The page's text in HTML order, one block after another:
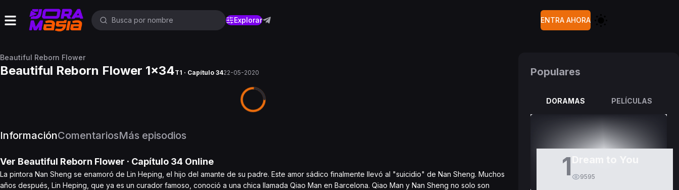
Explorar ENTRA AHORA
Beautiful Reborn Flower
Beautiful Reborn Flower 1x34T1 · Capítulo 3422-05-2020
InformaciónComentariosMás episodios
Ver Beautiful Reborn Flower · Capítulo 34 Online
La pintora Nan Sheng se enamoró de Lin Heping, el hijo del amante de su padre. Este amor sádico finalmente llevó al "suicidio" de Nan Sheng. Muchos
años después, Lin Heping, que ya es un curador famoso, conoció a una chica llamada Qiao Man en Barcelona. Qiao Man y Nan Sheng no solo son
Populares
DORAMAS PELÍCULAS
1 9595